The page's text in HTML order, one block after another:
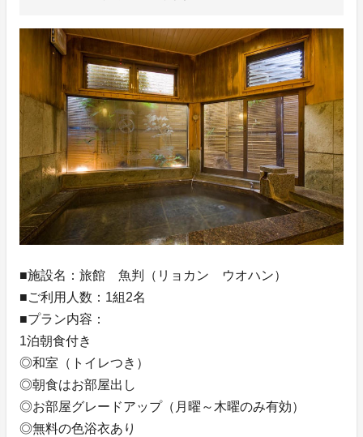
■施設名：旅館 魚判（リョカン ウオハン）
■ご利用人数：1組2名
■プラン内容：
1泊朝食付き
◎和室（トイレつき）
◎朝食はお部屋出し
◎お部屋グレードアップ（月曜～木曜のみ有効）
◎無料の色浴衣あり